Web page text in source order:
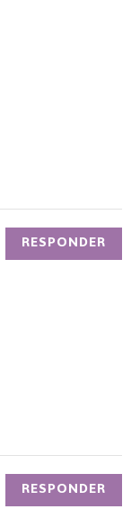
RESPONDER
RESPONDER